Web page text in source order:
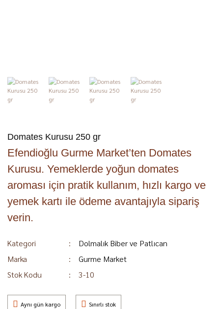
Domates Kurusu 250 gr
Efendioğlu Gurme Market’ten Domates
Kurusu. Yemeklerde yoğun domates
aroması için pratik kullanım, hızlı kargo ve
yemek kartı ile ödeme avantajıyla sipariş
verin.
Kategori
Dolmalık Biber ve Patlıcan
Marka
Gurme Market
Stok Kodu
3-10
Aynı gün kargo Sınırlı stok